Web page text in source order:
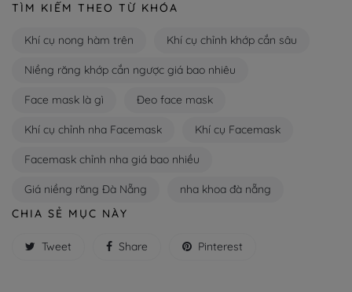
TÌM KIẾM THEO TỪ KHÓA
Khí cụ nong hàm trên Khí cụ chỉnh khớp cắn sâu
Niềng răng khớp cắn ngược giá bao nhiêu
Face mask là gì Đeo face mask
Khí cụ chỉnh nha Facemask Khí cụ Facemask
Facemask chỉnh nha giá bao nhiều
Giá niềng răng Đà Nẵng
nha khoa đà nẵng
CHIA SẺ MỤC NÀY
Tweet Share Pinterest